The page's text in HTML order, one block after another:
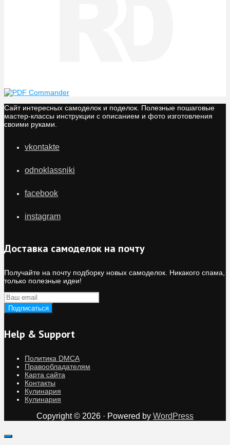
Сайт интересных самоделок и поделок. Полезные пошаговые
мастер-классы инструкции с описанием и фото изготовления
своими руками.
vkontakte
odnoklassniki
facebook
instagram
Доставка самоделок на почту
Получайте на почту подборку новых самоделок. Никакого спама,
только полезные идеи!
Help & Support
Политика DMCA
Правообладателям
Карта сайта
Контакты
Кулинария
Кулинария
Copyright © 2026 · Powered by WordPress